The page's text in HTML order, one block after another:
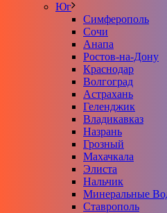
Юг
Симферополь
Сочи
Анапа
Ростов-на-Дону
Краснодар
Волгоград
Астрахань
Геленджик
Владикавказ
Назрань
Грозный
Махачкала
Элиста
Нальчик
Минеральные
Ставрополь